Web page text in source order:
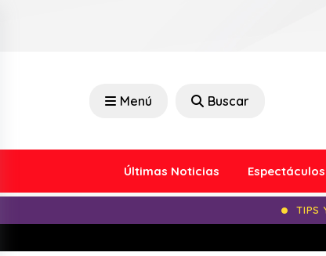
Menú Buscar
Últimas Noticias Espectáculos
TIPS